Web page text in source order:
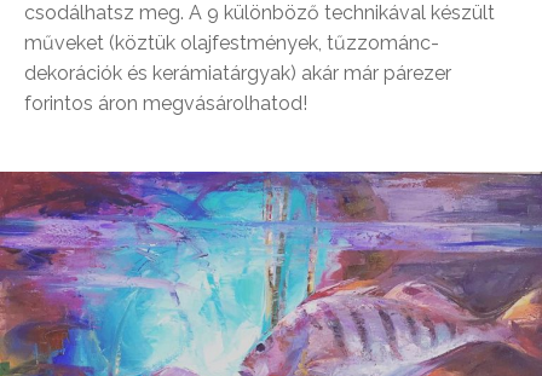
csodálhatsz meg. A 9 különböző technikával készült
műveket (köztük olajfestmények, tűzzománc-
dekorációk és kerámiatárgyak) akár már párezer
forintos áron megvásárolhatod!